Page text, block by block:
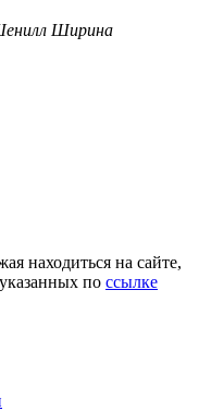
Ширина
находиться на сайте,
по ссылке